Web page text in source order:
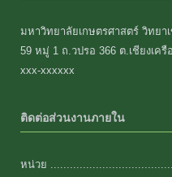
มหาวิทยาลัยเกษตรศาสตร์ วิทยา
59 หมู่ 1 ถ.วปรอ 366 ต.เชียงเค
xxx-xxxxxx
ติดต่อส่วนงานภายใน
หน่วย